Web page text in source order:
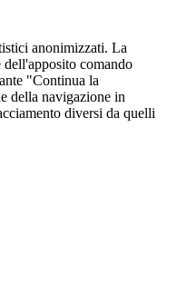
anonimizzati. La
dell'apposito comando
"Continua la
della navigazione in
diversi da quelli